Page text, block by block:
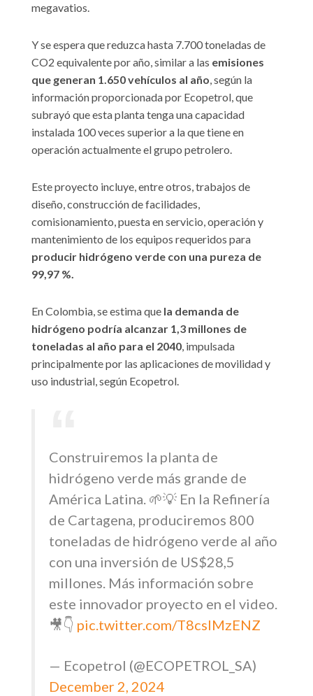
megavatios.
Y se espera que reduzca hasta 7.700 toneladas de
CO2 equivalente por año, similar a las emisiones
que generan 1.650 vehículos al año, según la
información proporcionada por Ecopetrol, que
subrayó que esta planta tenga una capacidad
instalada 100 veces superior a la que tiene en
operación actualmente el grupo petrolero.
Este proyecto incluye, entre otros, trabajos de
diseño, construcción de facilidades,
comisionamiento, puesta en servicio, operación y
mantenimiento de los equipos requeridos para
producir hidrógeno verde con una pureza de
99,97 %.
En Colombia, se estima que la demanda de
hidrógeno podría alcanzar 1,3 millones de
toneladas al año para el 2040, impulsada
principalmente por las aplicaciones de movilidad y
uso industrial, según Ecopetrol.
Construiremos la planta de
hidrógeno verde más grande de
América Latina. 🌱💡 En la Refinería
de Cartagena, produciremos 800
toneladas de hidrógeno verde al año
con una inversión de US$28,5
millones. Más información sobre
este innovador proyecto en el video.
🎥👇 pic.twitter.com/T8cslMzENZ
— Ecopetrol (@ECOPETROL_SA)
December 2, 2024